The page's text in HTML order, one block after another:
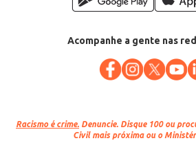
Acompanhe a gente nas
Racismo é crime. Denuncie. Disque 100 ou
Civil mais próxima ou o